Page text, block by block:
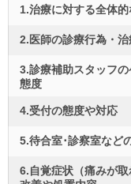
1.治療に対する全体
2.医師の診療行為・
3.診療補助スタッフの
態度
4.受付の態度や対応
5.待合室･診察室など
6.自覚症状（痛みが